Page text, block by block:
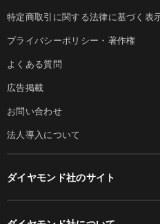
特定商取引に関する法律に基づく表
プライバシーポリシー・著作権
よくある質問
広告掲載
お問い合わせ
法人導入について
ダイヤモンド社のサイト